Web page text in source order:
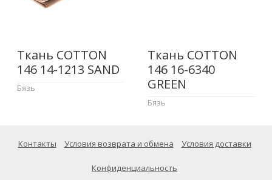
Ткань COTTON
146 14-1213 SAND
Бязь
Ткань COTTON
146 16-6340
GREEN
Бязь
Контакты Условия возврата и обмена Условия доставки
Конфиденциальность